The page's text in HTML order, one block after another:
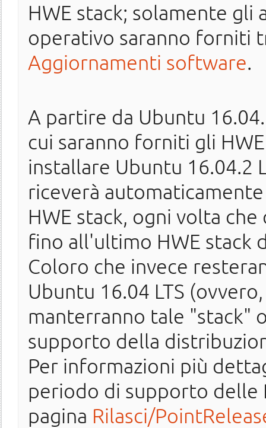
HWE stack; solamente
operativo saranno forniti
Aggiornamenti software.
A partire da Ubuntu
cui saranno forniti gli
installare Ubuntu 16.04.2
riceverà
HWE stack, ogni volta
fino all'ultimo HWE stack
Coloro che invece
Ubuntu 16.04 LTS
manterranno tale "stack"
supporto della
Per informazioni più
periodo di supporto delle
pagina Rilasci/